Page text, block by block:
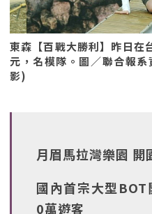
東森【百戰大勝利】昨日在
元，名模隊。圖／聯合報
影)
月眉馬拉灣樂園 開
國內首宗大型
0萬遊客